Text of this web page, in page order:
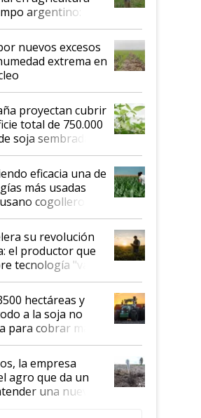
argentino:
impresionado"
nuevos excesos
extrema en
proyectan cubrir
total de 750.000
soja sembradas
generación de
marcan un
en genética y
eficacia una de
más usadas
cogollero? El
tecnología clave
su revolución
el productor que
tecnología "va a
hectáreas y
a la soja no
para cobrar más
compraron un
la empresa
agro que da un
una nueva